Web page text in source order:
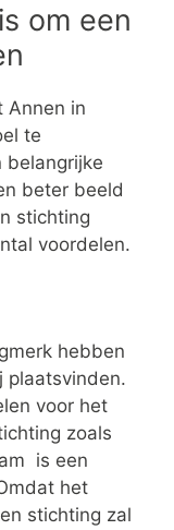
om een
Annen in
te
belangrijke
beter beeld
stichting
voordelen.
hebben
plaatsvinden.
voor het
zoals
is een
het
stichting zal